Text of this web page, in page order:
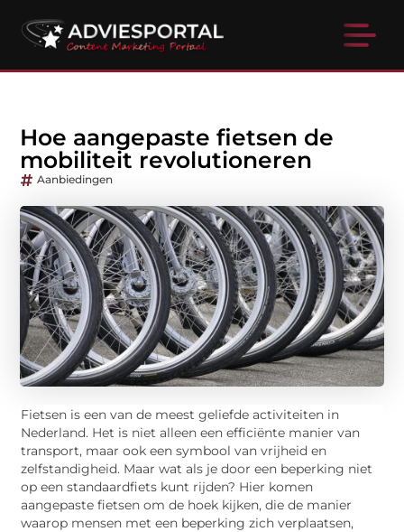
Hoe aangepaste fietsen de
mobiliteit revolutioneren
Aanbiedingen
Fietsen is een van de meest geliefde activiteiten in
Nederland. Het is niet alleen een efficiënte manier van
transport, maar ook een symbool van vrijheid en
zelfstandigheid. Maar wat als je door een beperking niet
op een standaardfiets kunt rijden? Hier komen
aangepaste fietsen om de hoek kijken, die de manier
waarop mensen met een beperking zich verplaatsen,